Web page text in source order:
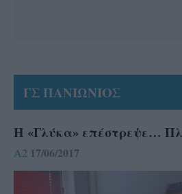
ΓΣ ΠΑΝΙΩΝΙΟΣ
Η «Γλύκα» επέστρεψε…
A2 17/06/2017